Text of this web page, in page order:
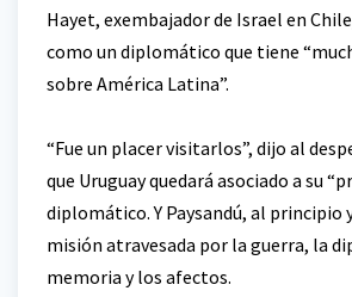
Hayet, exembajador de Israel en
como un diplomático que tiene
sobre América Latina”.
“Fue un placer visitarlos”, dijo al
que Uruguay quedará asociado a su
diplomático. Y Paysandú, al principio
misión atravesada por la guerra, la
memoria y los afectos.